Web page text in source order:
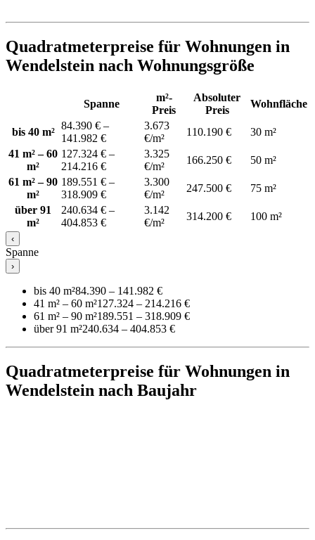
Quadratmeterpreise für Wohnungen in
Wendelstein nach Wohnungsgröße
Spanne
m²-
Preis
Absoluter
Preis
Wohnfläche
bis 40 m²
84.390 € –
141.982 €
3.673
€/m²
110.190 €
30 m²
41 m² – 60
m²
127.324 € –
214.216 €
3.325
€/m²
166.250 €
50 m²
61 m² – 90
m²
189.551 € –
318.909 €
3.300
€/m²
247.500 €
75 m²
über 91
m²
240.634 € –
404.853 €
3.142
€/m²
314.200 € 100 m²
‹
Spanne
›
bis 40 m²84.390 – 141.982 €
41 m² – 60 m²127.324 – 214.216 €
61 m² – 90 m²189.551 – 318.909 €
über 91 m²240.634 – 404.853 €
Quadratmeterpreise für Wohnungen in
Wendelstein nach Baujahr